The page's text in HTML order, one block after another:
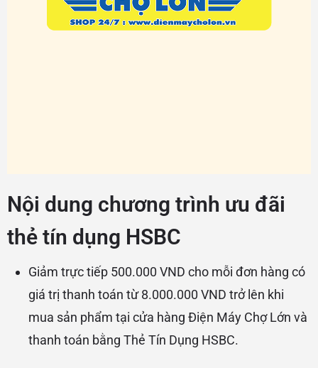
Nội dung chương trình ưu đãi
thẻ tín dụng HSBC
Giảm trực tiếp 500.000 VND cho mỗi đơn hàng có
giá trị thanh toán từ 8.000.000 VND trở lên khi
mua sản phẩm tại cửa hàng Điện Máy Chợ Lớn và
thanh toán bằng Thẻ Tín Dụng HSBC.